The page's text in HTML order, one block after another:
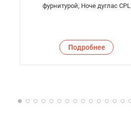
фурнитурой, Ноче дуглас CPL
Подробнее